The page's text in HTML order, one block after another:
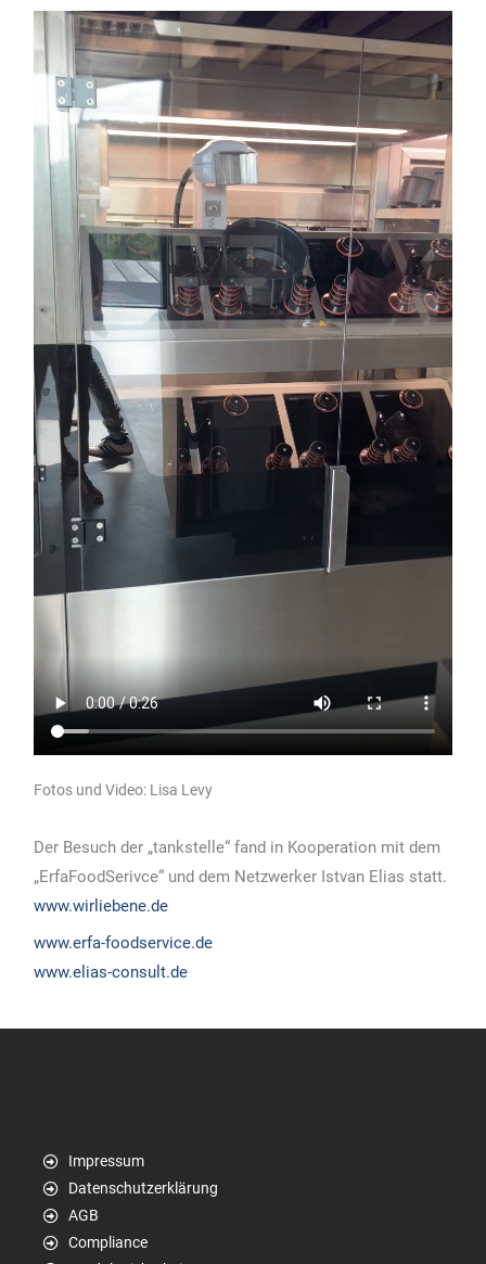
Fotos und Video: Lisa Levy
Der Besuch der „tankstelle“ fand in Kooperation mit dem
„ErfaFoodSerivce“ und dem Netzwerker Istvan Elias statt.
www.wirliebene.de
www.erfa-foodservice.de
www.elias-consult.de
Impressum
Datenschutzerklärung
AGB
Compliance